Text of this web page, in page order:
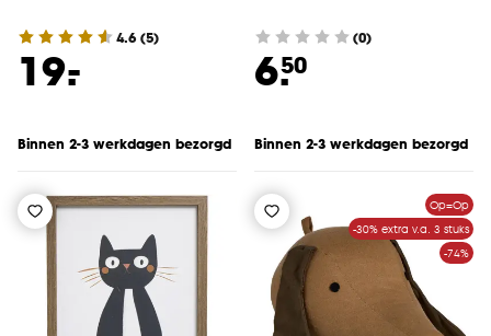
4.6 (5)
19.
-
Binnen 2-3 werkdagen bezorgd
(0)
6.50
Binnen 2-3 werkdagen bezorgd
Op=Op
-30% extra v.a. 3 stuks
-74%